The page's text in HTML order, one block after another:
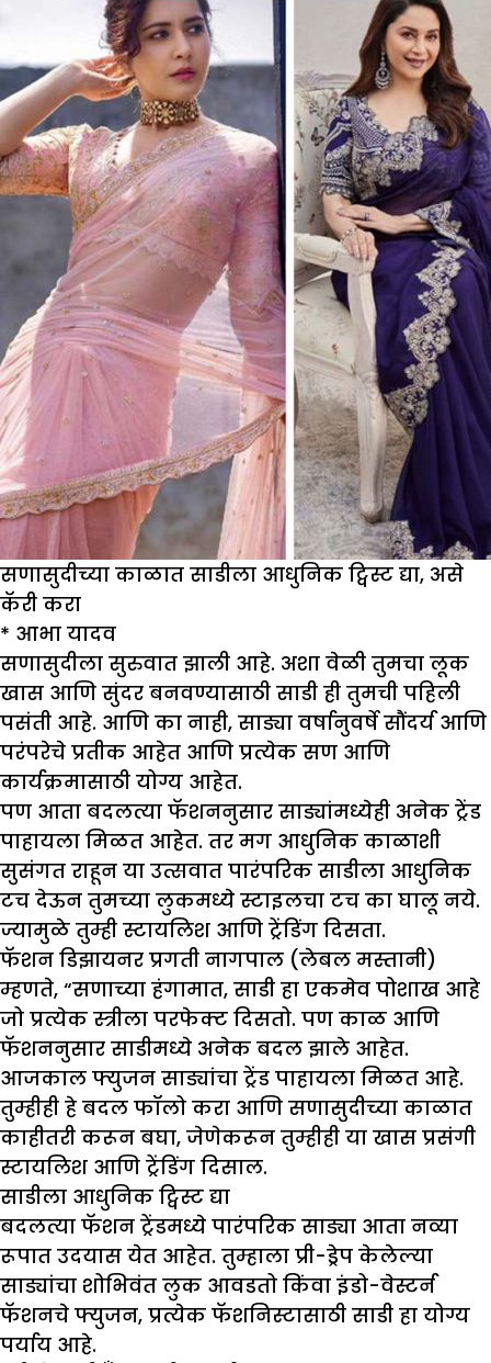
सणासुदीच्या काळात साडीला आधुनिक ट्विस्ट द्या, असे
कॅरी करा
* आभा यादव
सणासुदीला सुरुवात झाली आहे. अशा वेळी तुमचा लूक
खास आणि सुंदर बनवण्यासाठी साडी ही तुमची पहिली
पसंती आहे. आणि का नाही, साड्या वर्षानुवर्षे सौंदर्य आणि
परंपरेचे प्रतीक आहेत आणि प्रत्येक सण आणि
कार्यक्रमासाठी योग्य आहेत.
पण आता बदलत्या फॅशननुसार साड्यांमध्येही अनेक ट्रेंड
पाहायला मिळत आहेत. तर मग आधुनिक काळाशी
सुसंगत राहून या उत्सवात पारंपरिक साडीला आधुनिक
टच देऊन तुमच्या लुकमध्ये स्टाइलचा टच का घालू नये.
ज्यामुळे तुम्ही स्टायलिश आणि ट्रेंडिंग दिसता.
फॅशन डिझायनर प्रगती नागपाल (लेबल मस्तानी)
म्हणते, “सणाच्या हंगामात, साडी हा एकमेव पोशाख आहे
जो प्रत्येक स्त्रीला परफेक्ट दिसतो. पण काळ आणि
फॅशननुसार साडीमध्ये अनेक बदल झाले आहेत.
आजकाल फ्युजन साड्यांचा ट्रेंड पाहायला मिळत आहे.
तुम्हीही हे बदल फॉलो करा आणि सणासुदीच्या काळात
काहीतरी करून बघा, जेणेकरून तुम्हीही या खास प्रसंगी
स्टायलिश आणि ट्रेंडिंग दिसाल.
साडीला आधुनिक ट्विस्ट द्या
बदलत्या फॅशन ट्रेंडमध्ये पारंपरिक साड्या आता नव्या
रूपात उदयास येत आहेत. तुम्हाला प्री-ड्रेप केलेल्या
साड्यांचा शोभिवंत लुक आवडतो किंवा इंडो-वेस्टर्न
फॅशनचे फ्युजन, प्रत्येक फॅशनिस्टासाठी साडी हा योग्य
पर्याय आहे.